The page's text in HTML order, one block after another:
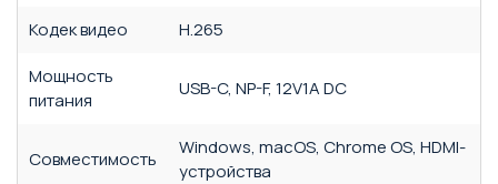
Кодек видео
H.265
Мощность
питания
USB-C, NP-F, 12V1A DC
Совместимость
Windows, macOS, Chrome OS, HDMI-
устройства